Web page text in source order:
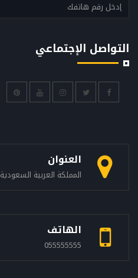
التواصل الإجتماعي
العنوان
المملكة العربية السعودية
الهاتف
055555555